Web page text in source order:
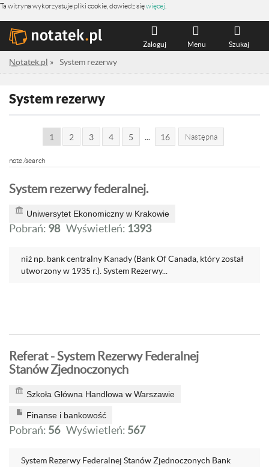
Ta witryna wykorzystuje pliki cookie, dowiedz sięwięcej
Szukaj
Menu
Zaloguj
Notatek.pl » System rezerwy
System rezerwy
1 2 3 4 5 16 Następna
note /search
System rezerwy federalnej.
Uniwersytet Ekonomiczny w Krakowie
Pobrań: 98 Wyświetleń: 1393
niż np. bank centralny Kanady (Bank Of Canada, który został
utworzony w 1935 r.). System Rezerwy...
Referat - System Rezerwy Federalnej
Stanów Zjednoczonych
Szkoła Główna Handlowa w Warszawie
Finanse i bankowość
Pobrań: 56 Wyświetleń: 567
System Rezerwy Federalnej Stanów Zjednoczonych Bank